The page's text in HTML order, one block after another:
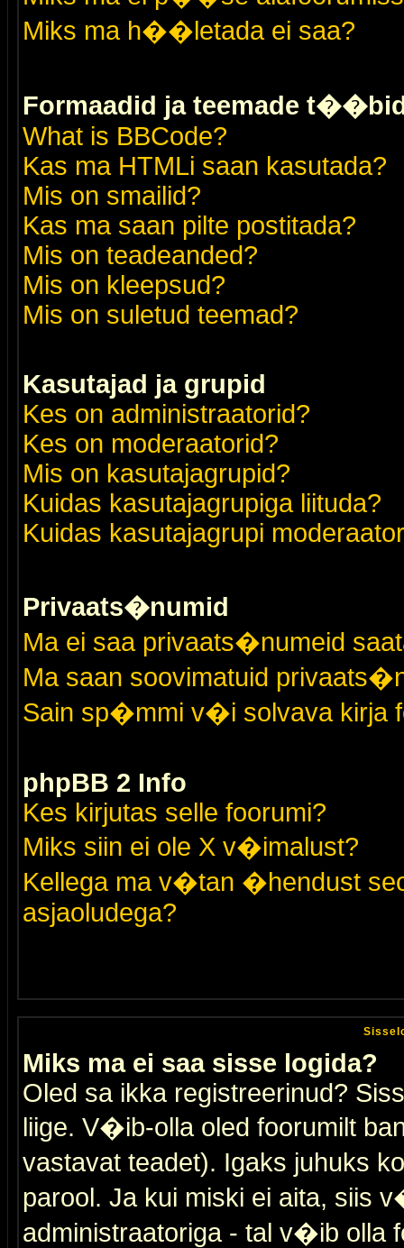
Miks ma h��letada ei saa?
Formaadid ja teemade
What is BBCode?
Kas ma HTMLi saan kasutada?
Mis on smailid?
Kas ma saan pilte postitada?
Mis on teadeanded?
Mis on kleepsud?
Mis on suletud teemad?
Kasutajad ja grupid
Kes on administraatorid?
Kes on moderaatorid?
Mis on kasutajagrupid?
Kuidas kasutajagrupiga liituda?
Kuidas kasutajagrupi
Privaats�numid
Ma ei saa privaats�numeid
Ma saan soovimatuid
Sain sp�mmi v�i solvava kirja
phpBB 2 Info
Kes kirjutas selle foorumi?
Miks siin ei ole X v�imalust?
Kellega ma v�tan �hendust
asjaoludega?
Miks ma ei saa sisse logida?
Oled sa ikka registreerinud?
liige. V�ib-olla oled foorumilt
vastavat teadet). Igaks juhuks
parool. Ja kui miski ei aita, siis
administraatoriga - tal v�ib olla